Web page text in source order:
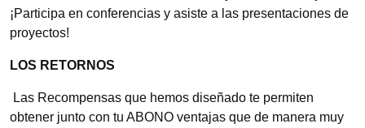
¡Participa en conferencias y asiste a las presentaciones de
proyectos!
LOS RETORNOS
Las Recompensas que hemos diseñado te permiten
obtener junto con tu ABONO ventajas que de manera muy